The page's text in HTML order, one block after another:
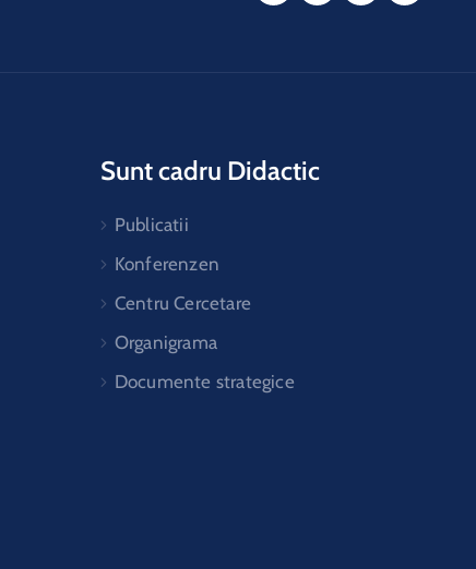
Sunt cadru Didactic
Publicatii
Konferenzen
Centru Cercetare
Organigrama
Documente strategice